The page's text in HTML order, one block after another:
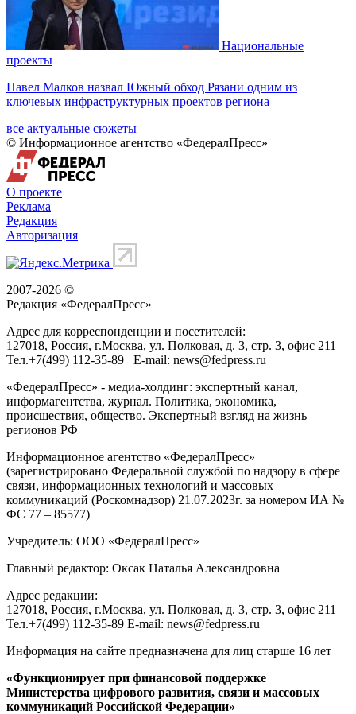
Национальные
проекты
Павел Малков назвал Южный обход Рязани одним из
ключевых инфраструктурных проектов региона
все актуальные сюжеты
© Информационное агентство «ФедералПресс»
О проекте
Реклама
Редакция
Авторизация
2007-2026 ©
Редакция «ФедералПресс»
Адрес для корреспонденции и посетителей:
127018, Россия, г.Москва, ул. Полковая, д. 3, стр. 3, офис 211
Тел.+7(499) 112-35-89 E-mail: news@fedpress.ru
«ФедералПресс» - медиа-холдинг: экспертный канал,
информагентства, журнал. Политика, экономика,
происшествия, общество. Экспертный взгляд на жизнь
регионов РФ
Информационное агентство «ФедералПресс»
(зарегистрировано Федеральной службой по надзору в сфере
связи, информационных технологий и массовых
коммуникаций (Роскомнадзор) 21.07.2023г. за номером ИА №
ФС 77 – 85577)
Учредитель: ООО «ФедералПресс»
Главный редактор: Оксак Наталья Александровна
Адрес редакции:
127018, Россия, г.Москва, ул. Полковая, д. 3, стр. 3, офис 211
Тел.+7(499) 112-35-89 E-mail: news@fedpress.ru
Информация на сайте предназначена для лиц старше 16 лет
«Функционирует при финансовой поддержке
Министерства цифрового развития, связи и массовых
коммуникаций Российской Федерации»